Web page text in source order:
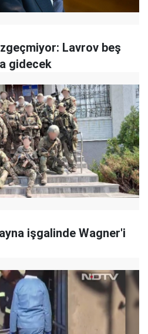
Lavrov beş
gidecek
işgalinde Wagner'i